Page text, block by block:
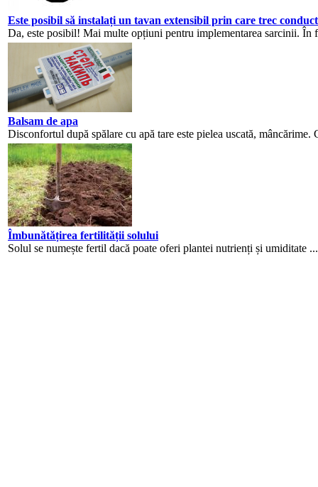
Este posibil să instalați un tavan extensibil prin care trec
Da, este posibil! Mai multe opțiuni pentru implementarea sarcinii. În
Balsam de apa
Disconfortul după spălare cu apă tare este pielea uscată,
Îmbunătățirea fertilității solului
Solul se numește fertil dacă poate oferi plantei nutrienți și umiditate